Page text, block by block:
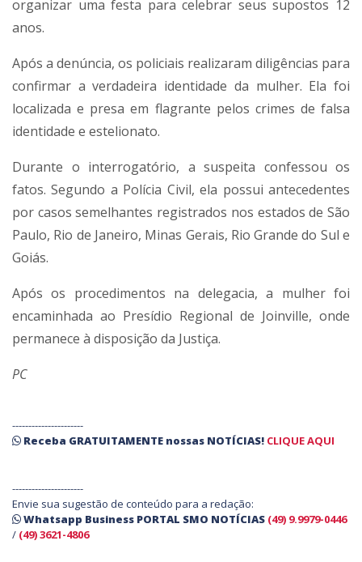
organizar uma festa para celebrar seus supostos 12
anos.
Após a denúncia, os policiais realizaram diligências para
confirmar a verdadeira identidade da mulher. Ela foi
localizada e presa em flagrante pelos crimes de falsa
identidade e estelionato.
Durante o interrogatório, a suspeita confessou os
fatos. Segundo a Polícia Civil, ela possui antecedentes
por casos semelhantes registrados nos estados de São
Paulo, Rio de Janeiro, Minas Gerais, Rio Grande do Sul e
Goiás.
Após os procedimentos na delegacia, a mulher foi
encaminhada ao Presídio Regional de Joinville, onde
permanece à disposição da Justiça.
PC
----------------------
Receba GRATUITAMENTE nossas NOTÍCIAS! CLIQUE AQUI
----------------------
Envie sua sugestão de conteúdo para a redação:
Whatsapp Business PORTAL SMO NOTÍCIAS (49) 9.9979-0446
/ (49) 3621-4806